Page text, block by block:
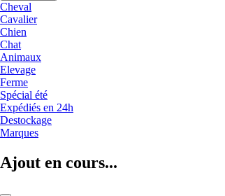
Cheval
Cavalier
Chien
Chat
Animaux
Elevage
Ferme
Spécial été
Expédiés en 24h
Destockage
Marques
Ajout en cours...